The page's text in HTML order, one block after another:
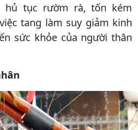
hủ tục rườm rà, tốn kém
tang làm suy giảm kinh
sức khỏe của người thân